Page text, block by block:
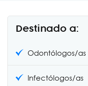
Destinado a:
Odontólogos/as
Infectólogos/as